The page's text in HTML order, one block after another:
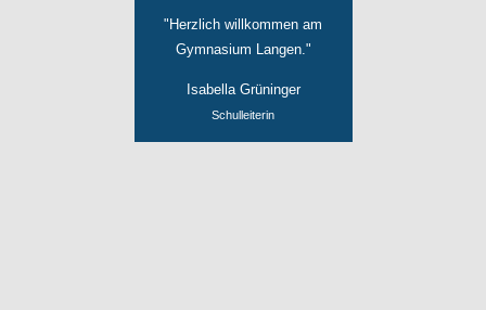
"Herzlich willkommen am
Gymnasium Langen."
Isabella Grüninger
Schulleiterin